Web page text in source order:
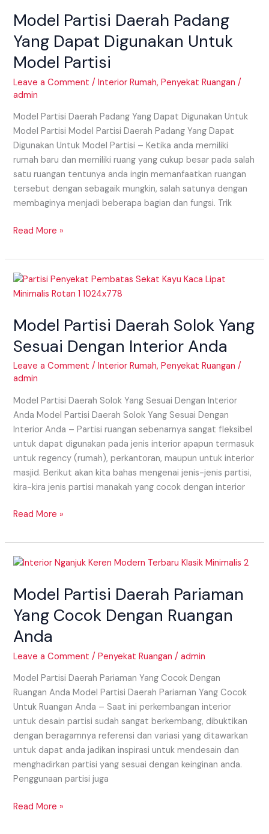
Model Partisi Daerah Padang
Yang Dapat Digunakan Untuk
Model Partisi
Leave a Comment /Interior Rumah,Penyekat Ruangan /
admin
Model Partisi Daerah Padang Yang Dapat Digunakan Untuk
Model Partisi Model Partisi Daerah Padang Yang Dapat
Digunakan Untuk Model Partisi – Ketika anda memiliki
rumah baru dan memiliki ruang yang cukup besar pada salah
satu ruangan tentunya anda ingin memanfaatkan ruangan
tersebut dengan sebagaik mungkin, salah satunya dengan
membaginya menjadi beberapa bagian dan fungsi. Trik
Padang
Dapat
Digunakan
Model
Read More »
Model Partisi Daerah Solok Yang
Sesuai Dengan Interior Anda
Leave a Comment /Interior Rumah,Penyekat Ruangan /
admin
Model Partisi Daerah Solok Yang Sesuai Dengan Interior
Anda Model Partisi Daerah Solok Yang Sesuai Dengan
Interior Anda – Partisi ruangan sebenarnya sangat fleksibel
untuk dapat digunakan pada jenis interior apapun termasuk
untuk regency (rumah), perkantoran, maupun untuk interior
masjid. Berikut akan kita bahas mengenai jenis-jenis partisi,
kira-kira jenis partisi manakah yang cocok dengan interior
Model
Partisi
Solok
Sesuai
Dengan
Interior
Read More »
Model Partisi Daerah Pariaman
Yang Cocok Dengan Ruangan
Anda
Leave a Comment /Penyekat Ruangan /admin
Model Partisi Daerah Pariaman Yang Cocok Dengan
Ruangan Anda Model Partisi Daerah Pariaman Yang Cocok
Untuk Ruangan Anda – Saat ini perkembangan interior
untuk desain partisi sudah sangat berkembang, dibuktikan
dengan beragamnya referensi dan variasi yang ditawarkan
untuk dapat anda jadikan inspirasi untuk mendesain dan
menghadirkan partisi yang sesuai dengan keinginan anda.
Penggunaan partisi juga
Model
Daerah
Yang
Cocok
Ruangan
Anda
Read More »